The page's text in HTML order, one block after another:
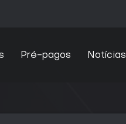
Pré-pagos Notícias